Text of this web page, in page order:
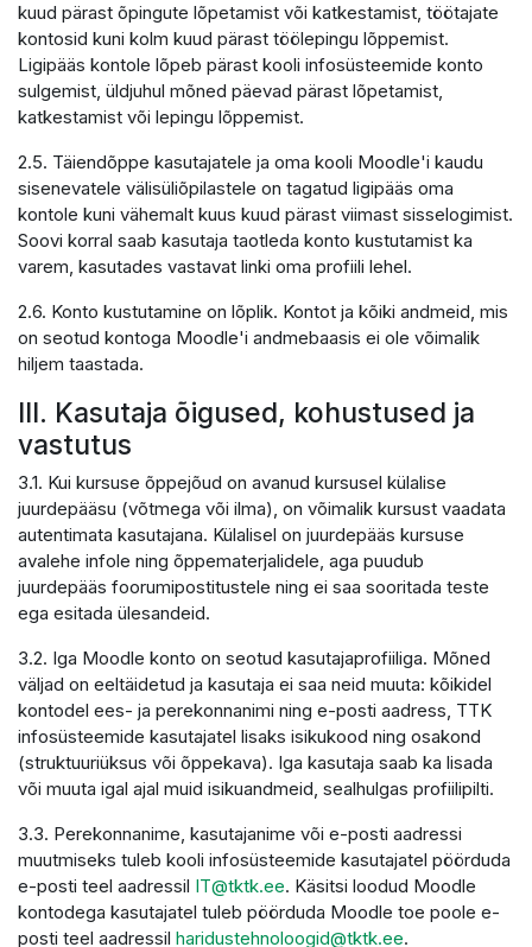
kuud pärast õpingute lõpetamist või katkestamist, töötajate
kontosid kuni kolm kuud pärast töölepingu lõppemist.
Ligipääs kontole lõpeb pärast kooli infosüsteemide konto
sulgemist, üldjuhul mõned päevad pärast lõpetamist,
katkestamist või lepingu lõppemist.
2.5. Täiendõppe kasutajatele ja oma kooli Moodle'i kaudu
sisenevatele välisüliõpilastele on tagatud ligipääs oma
kontole kuni vähemalt kuus kuud pärast viimast sisselogimist.
Soovi korral saab kasutaja taotleda konto kustutamist ka
varem, kasutades vastavat linki oma profiili lehel.
2.6. Konto kustutamine on lõplik. Kontot ja kõiki andmeid, mis
on seotud kontoga Moodle'i andmebaasis ei ole võimalik
hiljem taastada.
III. Kasutaja õigused, kohustused ja
vastutus
3.1. Kui kursuse õppejõud on avanud kursusel külalise
juurdepääsu (võtmega või ilma), on võimalik kursust vaadata
autentimata kasutajana. Külalisel on juurdepääs kursuse
avalehe infole ning õppematerjalidele, aga puudub
juurdepääs foorumipostitustele ning ei saa sooritada teste
ega esitada ülesandeid.
3.2. Iga Moodle konto on seotud kasutajaprofiiliga. Mõned
väljad on eeltäidetud ja kasutaja ei saa neid muuta: kõikidel
kontodel ees- ja perekonnanimi ning e-posti aadress, TTK
infosüsteemide kasutajatel lisaks isikukood ning osakond
(struktuuriüksus või õppekava). Iga kasutaja saab ka lisada
või muuta igal ajal muid isikuandmeid, sealhulgas profiilipilti.
3.3. Perekonnanime, kasutajanime või e-posti aadressi
muutmiseks tuleb kooli infosüsteemide kasutajatel pöörduda
e-posti teel aadressil IT@tktk.ee. Käsitsi loodud Moodle
kontodega kasutajatel tuleb pöörduda Moodle toe poole e-
posti teel aadressil haridustehnoloogid@tktk.ee.